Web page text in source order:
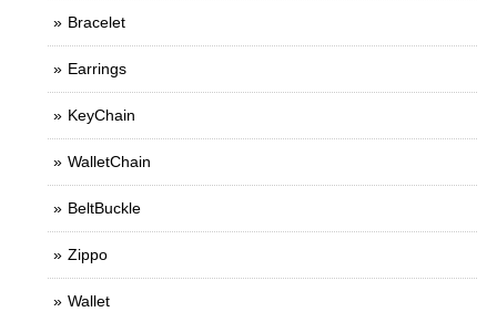
Bracelet
Earrings
KeyChain
WalletChain
BeltBuckle
Zippo
Wallet